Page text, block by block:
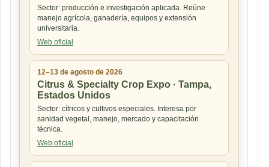
Sector: producción e investigación aplicada. Reúne
manejo agrícola, ganadería, equipos y extensión
universitaria.
Web oficial
12–13 de agosto de 2026
Citrus & Specialty Crop Expo · Tampa,
Estados Unidos
Sector: cítricos y cultivos especiales. Interesa por
sanidad vegetal, manejo, mercado y capacitación
técnica.
Web oficial